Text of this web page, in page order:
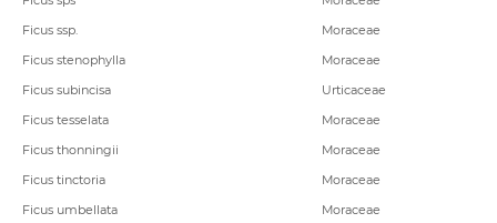
Ficus ssp.
Moraceae
Ficus stenophylla
Moraceae
Ficus subincisa
Urticaceae
Ficus tesselata
Moraceae
Ficus thonningii
Moraceae
Ficus tinctoria
Moraceae
Ficus umbellata
Moraceae